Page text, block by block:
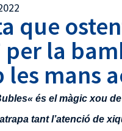
que
per la
les mans
« és el màgic xou
tant l’atenció de